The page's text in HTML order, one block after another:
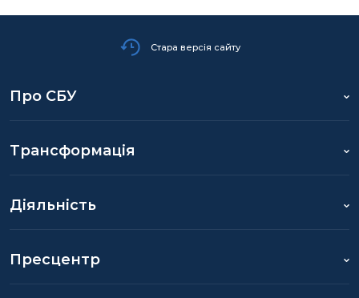
Стара версія сайту
Про СБУ
Трансформація
Діяльність
Пресцентр